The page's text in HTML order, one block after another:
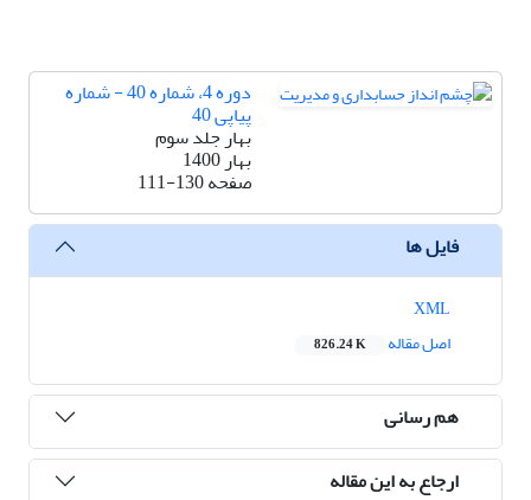
دوره 4، شماره 40 - شماره
پیاپی 40
بهار جلد سوم
بهار 1400
صفحه111-130
فایل ها
اصل مقاله
826.24 K
هم رسانی
ارجاع به این مقاله